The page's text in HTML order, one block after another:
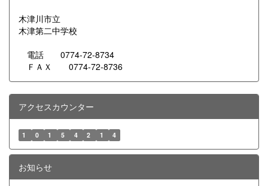
木津川市立
木津第二中学校
電話 0774-72-8734
ＦＡＸ 0774-72-8736
アクセスカウンター
1 0 1 5 4 2 1 4
お知らせ